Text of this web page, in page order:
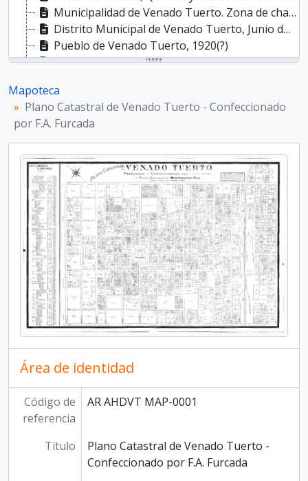
Municipalidad de Venado Tuerto. Zona de chacras, Circa 1930(?)
Distrito Municipal de Venado Tuerto, Junio de 1936
Pueblo de Venado Tuerto, 1920(?)
Plano del Departamento General López, Década de 1940?
Mapoteca
Plano Catastral de Venado Tuerto - Confeccionado
por F.A. Furcada
Área de identidad
Código de
referencia
AR AHDVT MAP-0001
Título
Plano Catastral de Venado Tuerto -
Confeccionado por F.A. Furcada